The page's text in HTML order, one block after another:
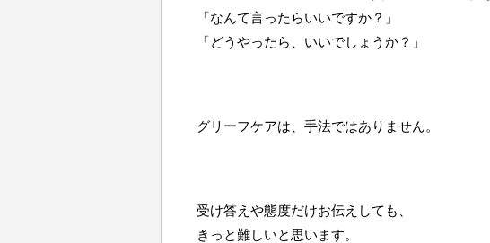
「なんて言ったらいいですか？」
「どうやったら、いいでしょうか？」
グリーフケアは、手法ではありません。
受け答えや態度だけお伝えしても、
きっと難しいと思います。